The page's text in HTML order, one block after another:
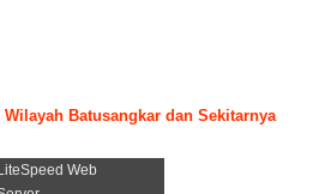
Batusangkar dan Sekitarnya